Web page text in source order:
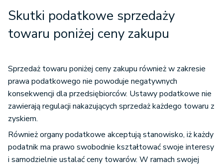
Skutki podatkowe sprzedaży
towaru poniżej ceny zakupu
Sprzedaż towaru poniżej ceny zakupu również w zakresie
prawa podatkowego nie powoduje negatywnych
konsekwencji dla przedsiębiorców. Ustawy podatkowe nie
zawierają regulacji nakazujących sprzedaż każdego towaru z
zyskiem.
Również organy podatkowe akceptują stanowisko, iż każdy
podatnik ma prawo swobodnie kształtować swoje interesy
i samodzielnie ustalać ceny towarów. W ramach swojej